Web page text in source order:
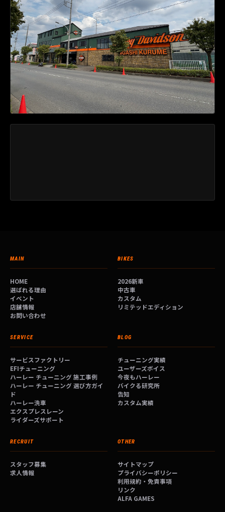
MAIN
HOME
選ばれる理由
イベント
店舗情報
お問い合わせ
BIKES
2026新車
中古車
カスタム
リミテッドエディション
SERVICE
サービスファクトリー
EFIチューニング
ハーレー チューニング 施工事例
ハーレー チューニング 選び方ガイ
ド
ハーレー洗車
エクスプレスレーン
ライダーズサポート
BLOG
チューニング実績
ユーザーズボイス
今夜もハーレー
バイクる研究所
告知
カスタム実績
RECRUIT
スタッフ募集
求人情報
OTHER
サイトマップ
プライバシーポリシー
利用規約・免責事項
リンク
ALFA GAMES